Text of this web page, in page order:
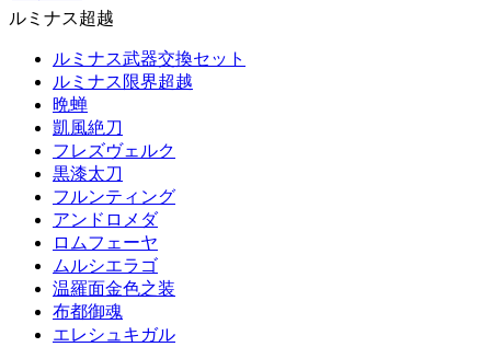
ルミナス超越
ルミナス武器交換セット
ルミナス限界超越
晩蝉
凱風絶刀
フレズヴェルク
黒漆太刀
フルンティング
アンドロメダ
ロムフェーヤ
ムルシエラゴ
温羅面金色之装
布都御魂
エレシュキガル